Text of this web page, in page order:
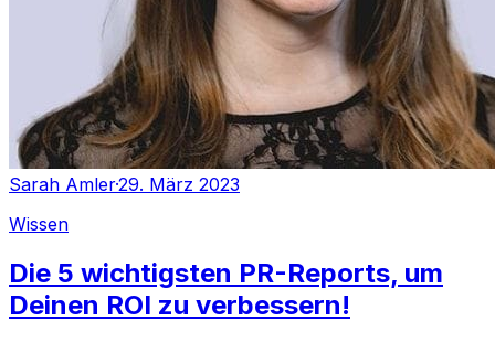
Sarah Amler·29. März 2023
Wissen
Die 5 wichtigsten PR-Reports, um
Deinen ROI zu verbessern!